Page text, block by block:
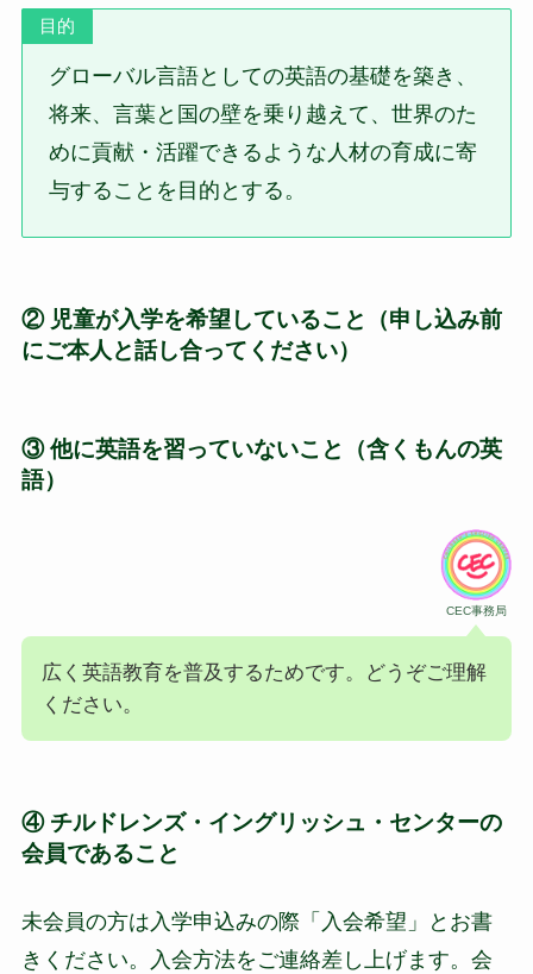
目的
グローバル言語としての英語の基礎を築き、
将来、言葉と国の壁を乗り越えて、世界のた
めに貢献・活躍できるような人材の育成に寄
与することを目的とする。
② 児童が入学を希望していること
（申し込み前
にご本人と話し合ってください）
③ 他に英語を習っていないこと（含くもんの英
語）
CEC事務局
広く英語教育を普及するためです。どうぞご理解
ください。
④ チルドレンズ・イングリッシュ・センターの
会員であること
未会員の方は入学申込みの際「入会希望」とお書
きください。入会方法をご連絡差し上げます。会